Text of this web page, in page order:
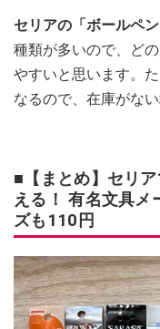
セリアの「ボールペ
種類が多いので、ど
やすいと思います。
なるので、在庫がな
■【まとめ】セリ
える！ 有名文具メ
ズも110円